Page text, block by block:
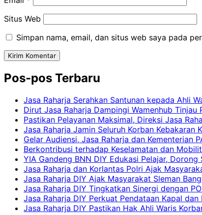
Situs Web
Simpan nama, email, dan situs web saya pada
Pos-pos Terbaru
Jasa Raharja Serahkan Santunan kepada Ahli
Dirut Jasa Raharja Dampingi Wamenhub
Pastikan Pelayanan Maksimal, Direksi Jasa
Jasa Raharja Jamin Seluruh Korban Kebakaran
Gelar Audiensi, Jasa Raharja dan Kementerian
Berkontribusi terhadap Keselamatan dan
YIA Gandeng BNN DIY Edukasi Pelajar,
Jasa Raharja dan Korlantas Polri Ajak
Jasa Raharja DIY Ajak Masyarakat Sleman
Jasa Raharja DIY Tingkatkan Sinergi dengan
Jasa Raharja DIY Perkuat Pendataan Kapal
Jasa Raharja DIY Pastikan Hak Ahli Waris